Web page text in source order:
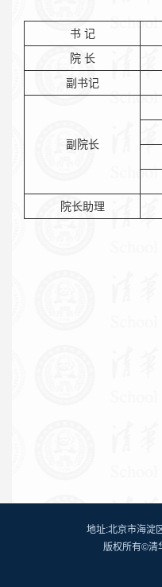
书 记
院 长
副书记
副院长
院长助理
地址:北京市海淀
版权所有©清